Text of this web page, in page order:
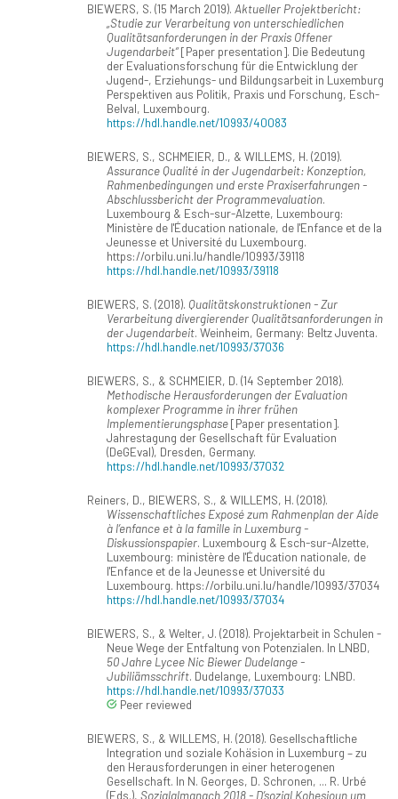
BIEWERS, S. (15 March 2019). Aktueller Projektbericht:
„Studie zur Verarbeitung von unterschiedlichen
Qualitätsanforderungen in der Praxis Offener
Jugendarbeit“[Paper presentation]. Die Bedeutung
der Evaluationsforschung für die Entwicklung der
Jugend-, Erziehungs- und Bildungsarbeit in Luxemburg
Perspektiven aus Politik, Praxis und Forschung, Esch-
Belval, Luxembourg.
https://hdl.handle.net/10993/40083
BIEWERS, S., SCHMEIER, D., & WILLEMS, H. (2019).
Assurance Qualité in der Jugendarbeit: Konzeption,
Rahmenbedingungen und erste Praxiserfahrungen -
Abschlussbericht der Programmevaluation.
Luxembourg & Esch-sur-Alzette, Luxembourg:
Ministère de l'Éducation nationale, de l'Enfance et de la
Jeunesse et Université du Luxembourg.
https://orbilu.uni.lu/handle/10993/39118
https://hdl.handle.net/10993/39118
BIEWERS, S. (2018). Qualitätskonstruktionen - Zur
Verarbeitung divergierender Qualitätsanforderungen in
der Jugendarbeit. Weinheim, Germany: Beltz Juventa.
https://hdl.handle.net/10993/37036
BIEWERS, S., & SCHMEIER, D. (14 September 2018).
Methodische Herausforderungen der Evaluation
komplexer Programme in ihrer frühen
Implementierungsphase[Paper presentation].
Jahrestagung der Gesellschaft für Evaluation
(DeGEval), Dresden, Germany.
https://hdl.handle.net/10993/37032
Reiners, D., BIEWERS, S., & WILLEMS, H. (2018).
Wissenschaftliches Exposé zum Rahmenplan der Aide
à l’enfance et à la famille in Luxemburg -
Diskussionspapier. Luxembourg & Esch-sur-Alzette,
Luxembourg: ministère de l'Éducation nationale, de
l'Enfance et de la Jeunesse et Université du
Luxembourg. https://orbilu.uni.lu/handle/10993/37034
https://hdl.handle.net/10993/37034
BIEWERS, S., & Welter, J. (2018). Projektarbeit in Schulen -
Neue Wege der Entfaltung von Potenzialen. In LNBD,
50 Jahre Lycee Nic Biewer Dudelange -
Jubiliämsschrift. Dudelange, Luxembourg: LNBD.
https://hdl.handle.net/10993/37033
Peer reviewed
BIEWERS, S., & WILLEMS, H. (2018). Gesellschaftliche
Integration und soziale Kohäsion in Luxemburg – zu
den Herausforderungen in einer heterogenen
Gesellschaft. In N. Georges, D. Schronen, ... R. Urbé
(Eds.), Sozialalmanach 2018 - D’sozial Kohesioun um